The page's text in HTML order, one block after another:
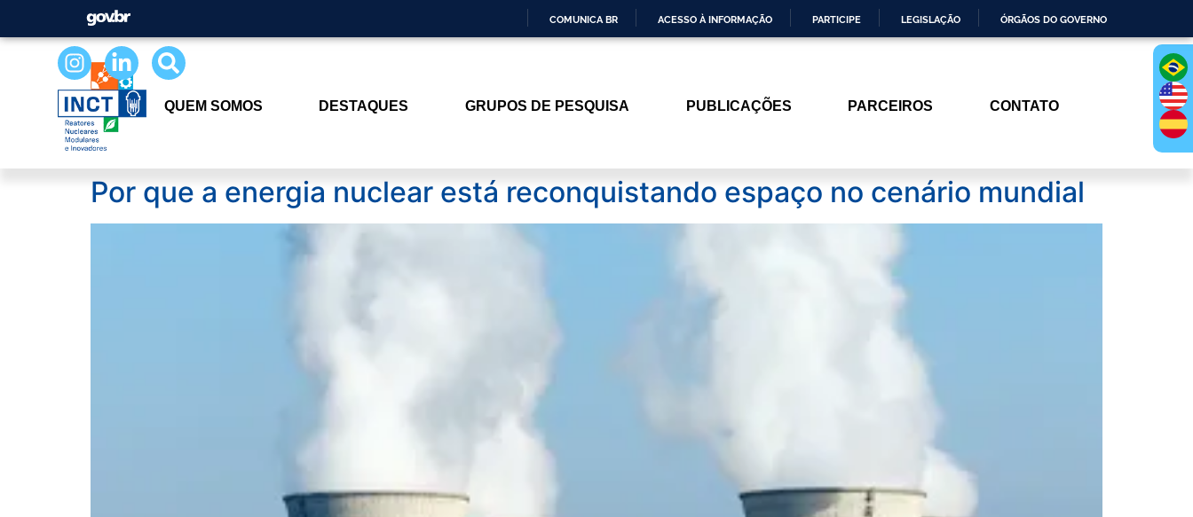
CONTEÚDO
COMUNICA BR ACESSO À INFORMAÇÃO PARTICIPE LEGISLAÇÃO ÓRGÃOS DO GOVERNO
QUEM SOMOS DESTAQUES GRUPOS DE PESQUISA PUBLICAÇÕES PARCEIROS CONTATO
Por que a energia nuclear está reconquistando espaço no cenário mundial